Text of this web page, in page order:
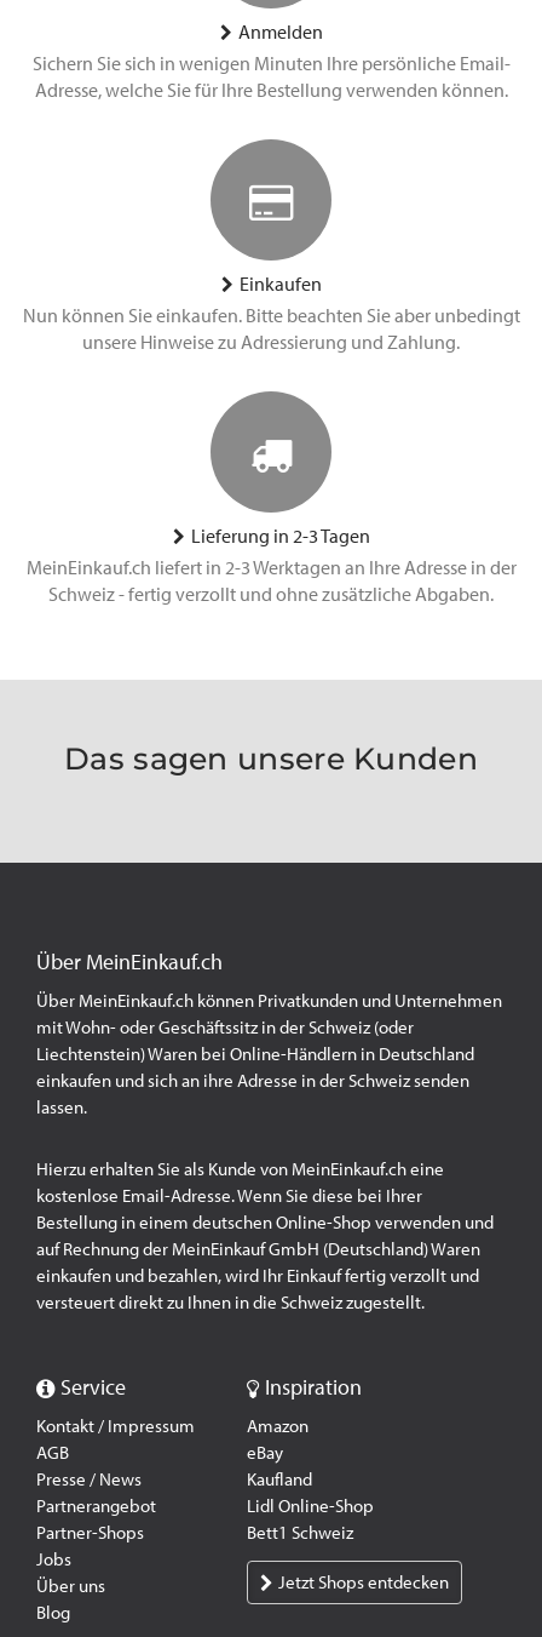
Anmelden
Sichern Sie sich in wenigen Minuten Ihre persönliche Email-
Adresse, welche Sie für Ihre Bestellung verwenden können.
Einkaufen
Nun können Sie einkaufen. Bitte beachten Sie aber unbedingt
unsere Hinweise zu Adressierung und Zahlung.
Lieferung in 2-3 Tagen
MeinEinkauf.ch liefert in 2-3 Werktagen an Ihre Adresse in der
Schweiz - fertig verzollt und ohne zusätzliche Abgaben.
Das sagen unsere Kunden
Über MeinEinkauf.ch
Über MeinEinkauf.ch können Privatkunden und Unternehmen
mit Wohn- oder Geschäftssitz in der Schweiz (oder
Liechtenstein) Waren bei Online-Händlern in Deutschland
einkaufen und sich an ihre Adresse in der Schweiz senden
lassen.
Hierzu erhalten Sie als Kunde von MeinEinkauf.ch eine
kostenlose Email-Adresse. Wenn Sie diese bei Ihrer
Bestellung in einem deutschen Online-Shop verwenden und
auf Rechnung der MeinEinkauf GmbH (Deutschland) Waren
einkaufen und bezahlen, wird Ihr Einkauf fertig verzollt und
versteuert direkt zu Ihnen in die Schweiz zugestellt.
Service
Kontakt / Impressum
AGB
Presse / News
Partnerangebot
Partner-Shops
Jobs
Über uns
Blog
Inspiration
Amazon
eBay
Kaufland
Lidl Online-Shop
Bett1 Schweiz
Jetzt Shops entdecken